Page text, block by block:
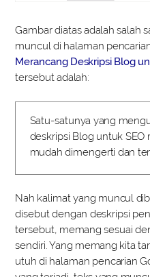
Gambar diatas adalah salah
muncul di halaman
Merancang Deskripsi Blog
tersebut adalah:
Satu-satunya yang
deskripsi Blog untuk SEO
mudah dimengerti dan
Nah kalimat yang muncul
disebut dengan deskripsi
tersebut, memang sesuai
sendiri. Yang memang kita
utuh di halaman pencarian